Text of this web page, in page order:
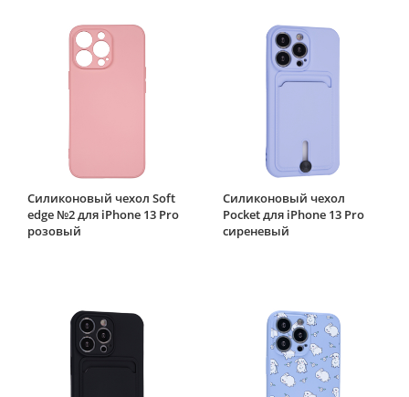
Силиконовый чехол Soft
edge №2 для iPhone 13 Pro
розовый
Силиконовый чехол
Pocket для iPhone 13 Pro
сиреневый